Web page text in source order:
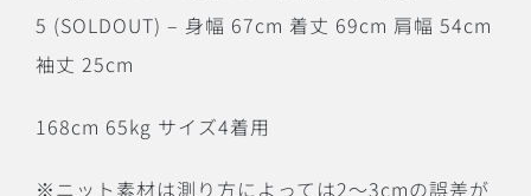
5 (SOLDOUT) – 身幅 67cm 着丈 69cm 肩幅 54cm
袖丈 25cm
168cm 65kg サイズ4着用
※ニット素材は測り方によっては2〜3cmの誤差が